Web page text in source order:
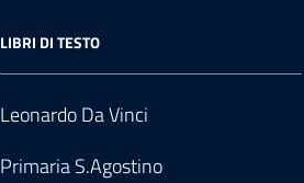
LIBRI DI TESTO
Leonardo Da Vinci
Primaria S.Agostino